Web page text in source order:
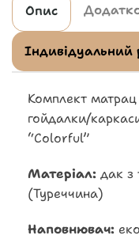
Опис
Індивідуальний
Комплект
гойдалки/
“Colorful”
Матеріал: дак з
(Туреччина)
Наповнювач: